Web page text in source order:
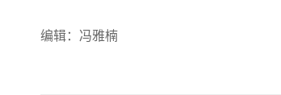
编辑：冯雅楠